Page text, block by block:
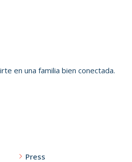
en una familia bien conectada.
Press